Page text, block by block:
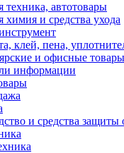
техника, автотовары
химия и средства ухода
клей, пена,
и офисные товары
информации
и средства защиты